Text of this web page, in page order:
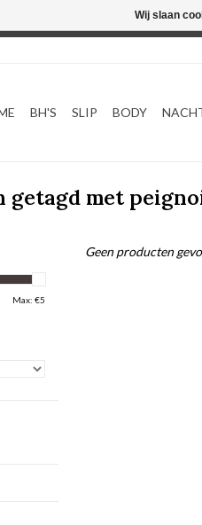
BH'S SLIP BODY
getagd met
Max: €5
Geen producten
Wij slaan